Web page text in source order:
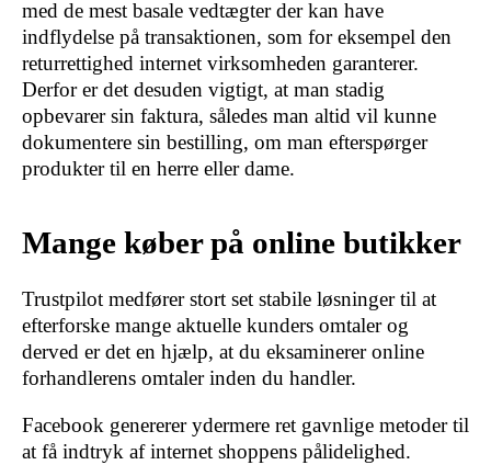
med de mest basale vedtægter der kan have
indflydelse på transaktionen, som for eksempel den
returrettighed internet virksomheden garanterer.
Derfor er det desuden vigtigt, at man stadig
opbevarer sin faktura, således man altid vil kunne
dokumentere sin bestilling, om man efterspørger
produkter til en herre eller dame.
Mange køber på online butikker
Trustpilot medfører stort set stabile løsninger til at
efterforske mange aktuelle kunders omtaler og
derved er det en hjælp, at du eksaminerer online
forhandlerens omtaler inden du handler.
Facebook genererer ydermere ret gavnlige metoder til
at få indtryk af internet shoppens pålidelighed.